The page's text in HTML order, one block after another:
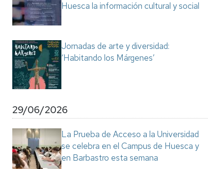
Huesca la información cultural y social
Jornadas de arte y diversidad:
‘Habitando los Márgenes’
29/06/2026
La Prueba de Acceso a la Universidad
se celebra en el Campus de Huesca y
en Barbastro esta semana